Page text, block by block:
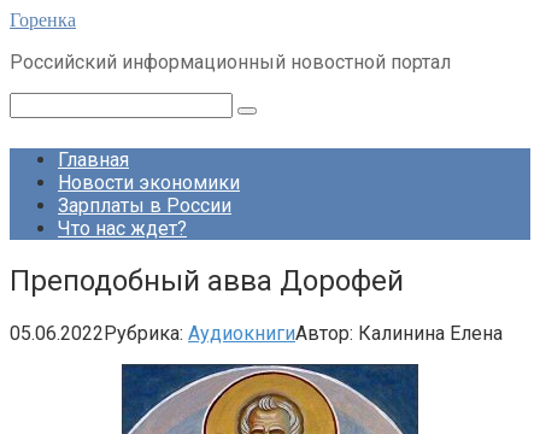
Перейти
контенту
Горенка
Российский информационный новостной портал
Главная
Новости экономики
Зарплаты в России
Что нас ждет?
Преподобный авва Дорофей
05.06.2022Рубрика: АудиокнигиАвтор: Калинина Елена